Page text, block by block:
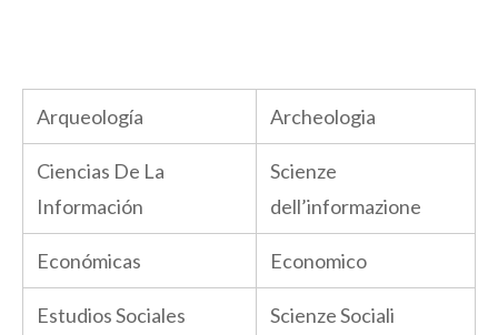
Arqueología Archeologia
Ciencias De La
Información
Scienze
dell’informazione
Económicas Economico
Estudios Sociales Scienze Sociali